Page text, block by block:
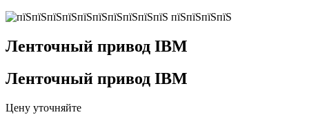
Ленточный привод IBM
Ленточный привод IBM
Цену уточняйте